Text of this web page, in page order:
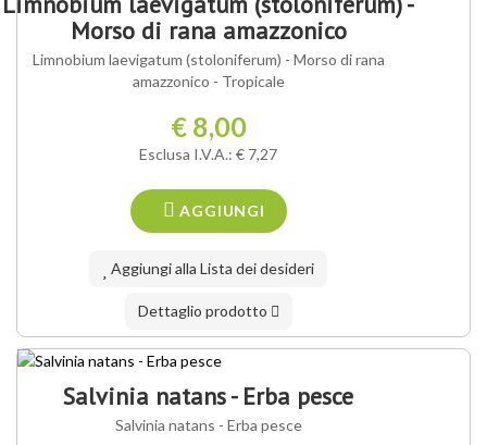
Morso di rana amazzonico
Limnobium laevigatum (stoloniferum) - Morso di rana
amazzonico - Tropicale
€ 8,00
Esclusa I.V.A.: € 7,27
AGGIUNGI
Aggiungi alla Lista dei desideri
Dettaglio prodotto
Salvinia natans - Erba pesce
Salvinia natans - Erba pesce